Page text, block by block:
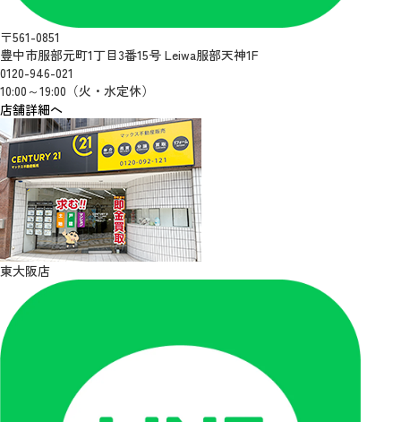
〒561-0851
豊中市服部元町1丁目3番15号 Leiwa服部天神1F
0120-946-021
10:00～19:00（火・水定休）
店舗詳細へ
東大阪店